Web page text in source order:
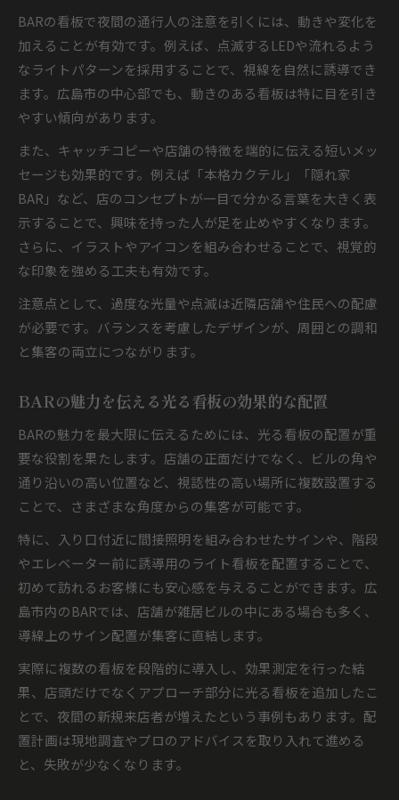
BARの看板で夜間の通行人の注意を引くには、動きや変化を
加えることが有効です。例えば、点滅するLEDや流れるよう
なライトパターンを採用することで、視線を自然に誘導でき
ます。広島市の中心部でも、動きのある看板は特に目を引き
やすい傾向があります。
また、キャッチコピーや店舗の特徴を端的に伝える短いメッ
セージも効果的です。例えば「本格カクテル」「隠れ家
BAR」など、店のコンセプトが一目で分かる言葉を大きく表
示することで、興味を持った人が足を止めやすくなります。
さらに、イラストやアイコンを組み合わせることで、視覚的
な印象を強める工夫も有効です。
注意点として、過度な光量や点滅は近隣店舗や住民への配慮
が必要です。バランスを考慮したデザインが、周囲との調和
と集客の両立につながります。
BARの魅力を伝える光る看板の効果的な配置
BARの魅力を最大限に伝えるためには、光る看板の配置が重
要な役割を果たします。店舗の正面だけでなく、ビルの角や
通り沿いの高い位置など、視認性の高い場所に複数設置する
ことで、さまざまな角度からの集客が可能です。
特に、入り口付近に間接照明を組み合わせたサインや、階段
やエレベーター前に誘導用のライト看板を配置することで、
初めて訪れるお客様にも安心感を与えることができます。広
島市内のBARでは、店舗が雑居ビルの中にある場合も多く、
導線上のサイン配置が集客に直結します。
実際に複数の看板を段階的に導入し、効果測定を行った結
果、店頭だけでなくアプローチ部分に光る看板を追加したこ
とで、夜間の新規来店者が増えたという事例もあります。配
置計画は現地調査やプロのアドバイスを取り入れて進める
と、失敗が少なくなります。